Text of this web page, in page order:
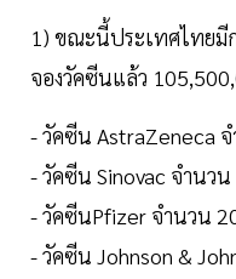
1) ขณะนี้ประเทศไทยมี
จองวัคซีนแล้ว
- วัคซีน AstraZeneca
- วัคซีน Sinovac จำนว
- วัคซีนPfizer จำนวน
- วัคซีน Johnson &